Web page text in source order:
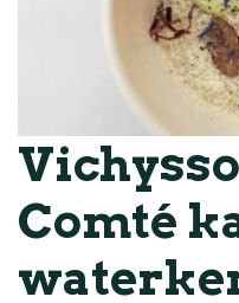
Comté